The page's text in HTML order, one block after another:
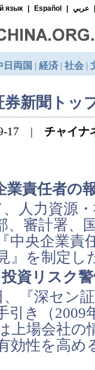
券新聞トッ
17 | チャイナ
業責任者の
人力資源
、審計署、
中央企業責
』を制定し
投資リスク
『深セン
引き（2009
上場会社の
効性を高め